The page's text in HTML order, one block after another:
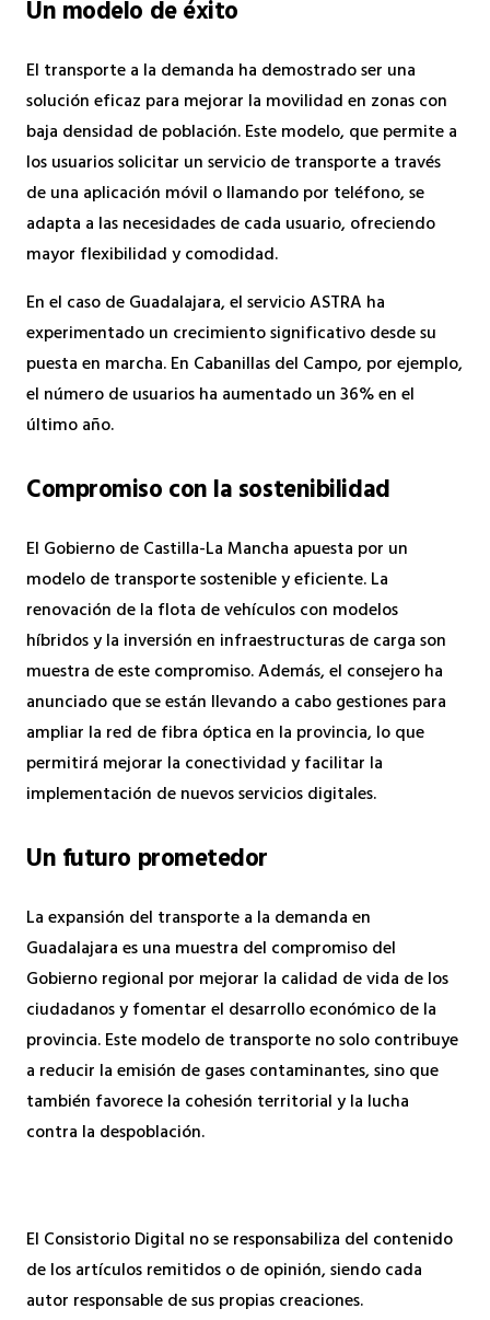
Un modelo de éxito
El transporte a la demanda ha demostrado ser una
solución eficaz para mejorar la movilidad en zonas con
baja densidad de población. Este modelo, que permite a
los usuarios solicitar un servicio de transporte a través
de una aplicación móvil o llamando por teléfono, se
adapta a las necesidades de cada usuario, ofreciendo
mayor flexibilidad y comodidad.
En el caso de Guadalajara, el servicio ASTRA ha
experimentado un crecimiento significativo desde su
puesta en marcha. En Cabanillas del Campo, por ejemplo,
el número de usuarios ha aumentado un 36% en el
último año.
Compromiso con la sostenibilidad
El Gobierno de Castilla-La Mancha apuesta por un
modelo de transporte sostenible y eficiente. La
renovación de la flota de vehículos con modelos
híbridos y la inversión en infraestructuras de carga son
muestra de este compromiso. Además, el consejero ha
anunciado que se están llevando a cabo gestiones para
ampliar la red de fibra óptica en la provincia, lo que
permitirá mejorar la conectividad y facilitar la
implementación de nuevos servicios digitales.
Un futuro prometedor
La expansión del transporte a la demanda en
Guadalajara es una muestra del compromiso del
Gobierno regional por mejorar la calidad de vida de los
ciudadanos y fomentar el desarrollo económico de la
provincia. Este modelo de transporte no solo contribuye
a reducir la emisión de gases contaminantes, sino que
también favorece la cohesión territorial y la lucha
contra la despoblación.
El Consistorio Digital no se responsabiliza del contenido
de los artículos remitidos o de opinión, siendo cada
autor responsable de sus propias creaciones.